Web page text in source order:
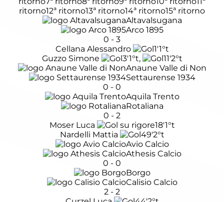
ritorno12ª ritorno13ª ritorno14ª ritorno15ª ritorno
Altavalsugana
Arco 1895
0 - 3
Cellana Alessandro
1'1°t
Guzzo Simone
3'1°t, 11'2°t
Anaune Valle di Non
Settaurense 1934
0 - 0
Aquila Trento
Rotaliana
0 - 2
Moser Luca
18'1°t
Nardelli Mattia
49'2°t
Avio Calcio
Athesis Calcio
0 - 0
Borgo
Calisio Calcio
2 - 2